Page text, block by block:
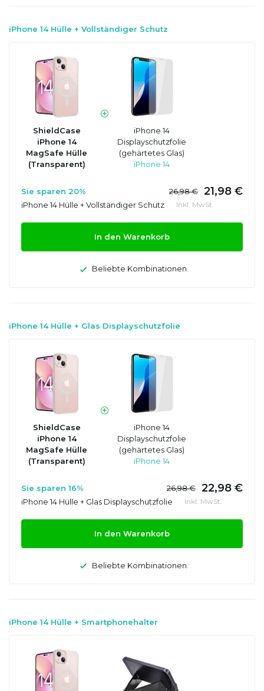
iPhone 14 Hülle + Vollständiger Schutz
ShieldCase
iPhone 14
MagSafe Hülle
(Transparent)
iPhone 14
Displayschutzfolie
(gehärtetes Glas)
iPhone 14
Sie sparen 20% 26,98 € 21,98 €
iPhone 14 Hülle + Vollständiger Schutz Inkl. MwSt.
In den Warenkorb
Beliebte Kombinationen
iPhone 14 Hülle + Glas Displayschutzfolie
ShieldCase
iPhone 14
MagSafe Hülle
(Transparent)
iPhone 14
Displayschutzfolie
(gehärtetes Glas)
iPhone 14
Sie sparen 16% 26,98 € 22,98 €
iPhone 14 Hülle + Glas Displayschutzfolie Inkl. MwSt.
In den Warenkorb
Beliebte Kombinationen
iPhone 14 Hülle + Smartphonehalter